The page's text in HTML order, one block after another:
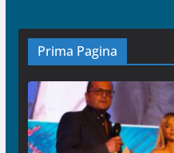
Prima Pagina